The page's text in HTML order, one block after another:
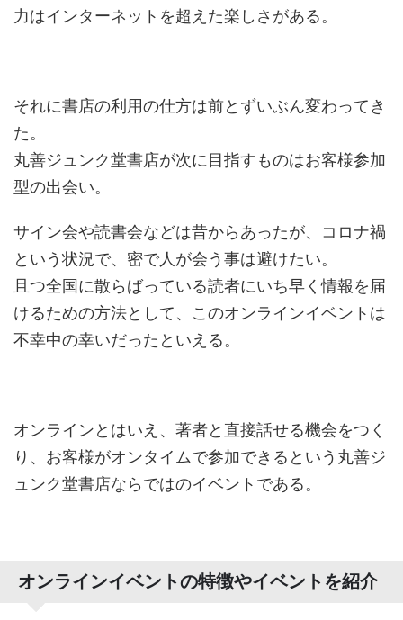
力はインターネットを超えた楽しさがある。
それに書店の利用の仕方は前とずいぶん変わってき
た。
丸善ジュンク堂書店が次に目指すものはお客様参加
型の出会い。
サイン会や読書会などは昔からあったが、コロナ禍
という状況で、密で人が会う事は避けたい。
且つ全国に散らばっている読者にいち早く情報を届
けるための方法として、このオンラインイベントは
不幸中の幸いだったといえる。
オンラインとはいえ、著者と直接話せる機会をつく
り、お客様がオンタイムで参加できるという丸善ジ
ュンク堂書店ならではのイベントである。
オンラインイベントの特徴やイベントを紹介